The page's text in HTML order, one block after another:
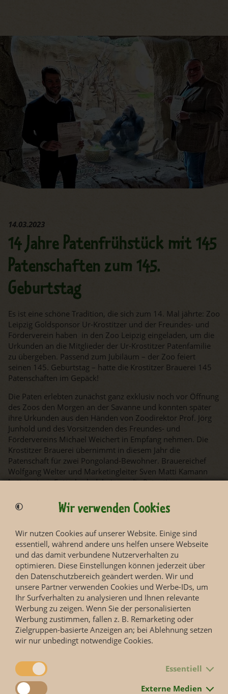
14.03.2023
14 Jahre Patenfrühstück mit 145
Patenschaften zum 145.
Geburtstag
Es ist eine schöne Tradition, die sich zum 14. Mal jährte: Zoo
Leipzig Goldsponsor Ur-Krostitzer und der Freundes- und
Förderverein haben in den Zoo Leipzig eingeladen, um die
Urkunden an die Mitglieder der Ur-Krostitzer Patenfamilie
zu übergeben. Passend zum Jubiläum – der Zoo feiert
seinen 145. Geburtstag – hatte die Krostitzer Brauerei 145
Patenschaften im Gepäck!
Die Paten erlebten zunächst ganz exklusiv noch vor Öffnung
des Zoos den Morgen an der Savanne und konnten später
ihre Urkunden aus den Händen von Zoodirektor Prof. Jörg
Junhold und des Vorsitzenden des Freundes- und
Fördervereins Michael Weichert in Empfang nehmen. Die
Krostitzer Brauerei übernimmt in diesem Jahr die
Patenschaft für zwei Pongoland-Bewohner. Brauereichef
Wolfgang Welter und Marketingleiter Sven Matti Kamann
hatten einen Futterkorb dabei, um die Patentiere
begrüßen.
Aufmerksamkeit für die Aktion „Gemeinsam zur
Waldmeisterschaft“. Zoodirektor Prof Junhold ist Leipzigs
Botschafter für die UEFA Euro 2024. Als dieser möchte er 4
x 2024 Bäume im Leipziger Raum pflanzen. Einige Paten
haben daher zusätzlich zu Ihrer Tier-Patenschaft auch noch
eine Baum-Patenschaft übernommen. Die Brauerei rundete
diese Zahl noch auf, so dass dem Zoo zu seinem 145.
Geburtstag insgesamt 145 Patenschaften übergeben werden
konnten.
Wer die Patenschaftsbewegung der Ur-Krostitzer-Familie
unterstützen möchte, hat natürlich auch weiterhin die
Wir verwenden Cookies
Wir nutzen Cookies auf unserer Website. Einige sind
essentiell, während andere uns helfen unsere Webseite
und das damit verbundene Nutzerverhalten zu
optimieren. Diese Einstellungen können jederzeit über
den Datenschutzbereich geändert werden. Wir und
unsere Partner verwenden Cookies und Werbe-IDs, um
Ihr Surfverhalten zu analysieren und Ihnen relevante
Werbung zu zeigen. Wenn Sie der personalisierten
Werbung zustimmen, fallen z. B. Remarketing oder
Zielgruppen-basierte Anzeigen an; bei Ablehnung setzen
wir nur unbedingt notwendige Cookies.
Essentiell
Externe Medien